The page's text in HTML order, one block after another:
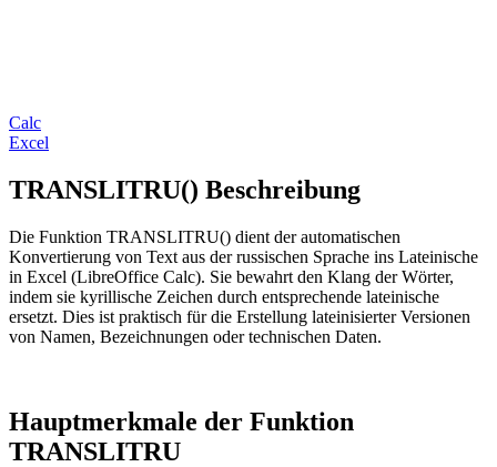
Calc
Excel
TRANSLITRU() Beschreibung
Die Funktion TRANSLITRU() dient der automatischen
Konvertierung von Text aus der russischen Sprache ins Lateinische
in Excel (LibreOffice Calc). Sie bewahrt den Klang der Wörter,
indem sie kyrillische Zeichen durch entsprechende lateinische
ersetzt. Dies ist praktisch für die Erstellung lateinisierter Versionen
von Namen, Bezeichnungen oder technischen Daten.
Hauptmerkmale der Funktion
TRANSLITRU